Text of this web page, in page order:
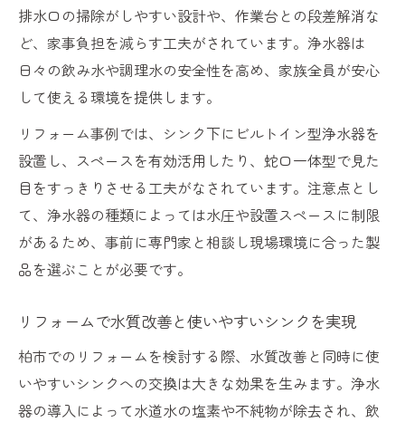
排水口の掃除がしやすい設計や、作業台との段差解消な
ど、家事負担を減らす工夫がされています。浄水器は
日々の飲み水や調理水の安全性を高め、家族全員が安心
して使える環境を提供します。
リフォーム事例では、シンク下にビルトイン型浄水器を
設置し、スペースを有効活用したり、蛇口一体型で見た
目をすっきりさせる工夫がなされています。注意点とし
て、浄水器の種類によっては水圧や設置スペースに制限
があるため、事前に専門家と相談し現場環境に合った製
品を選ぶことが必要です。
リフォームで水質改善と使いやすいシンクを実現
柏市でのリフォームを検討する際、水質改善と同時に使
いやすいシンクへの交換は大きな効果を生みます。浄水
器の導入によって水道水の塩素や不純物が除去され、飲